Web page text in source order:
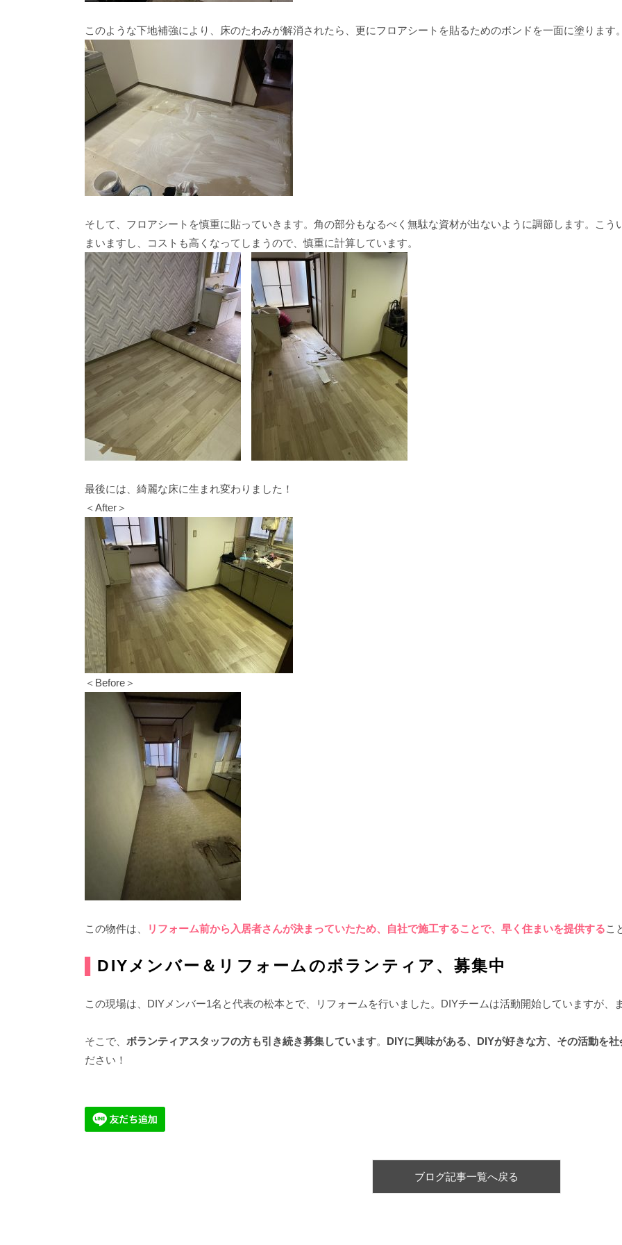
このような下地補強により、床のたわみが解消されたら、更にフロアシートを貼るためのボンドを一面に塗ります。
そして、フロアシートを慎重に貼っていきます。角の部分もなるべく無駄な資材が出ないように調節します。こ
まいますし、コストも高くなってしまうので、慎重に計算しています。
最後には、綺麗な床に生まれ変わりました！
＜After＞
＜Before＞
この物件は、 リフォーム前から入居者さんが決まっていたため、自社で施工することで、早く住まいを提供するこ
DIYメンバー＆リフォームのボランティア、募集中
この現場は、DIYメンバー1名と代表の松本とで、リフォームを行いました。DIYチームは活動開始していますが、
そこで、 ボランティアスタッフの方も引き続き募集しています。 DIYに興味がある、DIYが好きな方、その活動を
ださい！
ブログ記事一覧へ戻る